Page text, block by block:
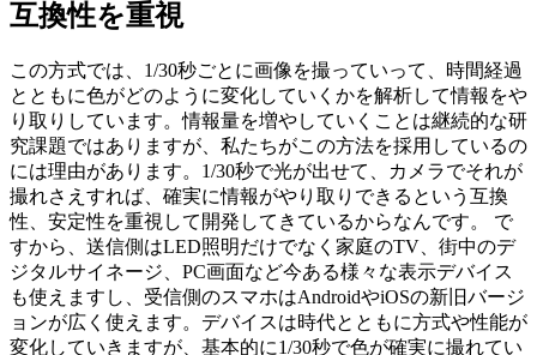
互換性を重視
この方式では、1/30秒ごとに画像を撮っていって、時間経過
とともに色がどのように変化していくかを解析して情報をや
り取りしています。情報量を増やしていくことは継続的な研
究課題ではありますが、私たちがこの方法を採用しているの
には理由があります。1/30秒で光が出せて、カメラでそれが
撮れさえすれば、確実に情報がやり取りできるという互換
性、安定性を重視して開発してきているからなんです。 で
すから、送信側はLED照明だけでなく家庭のTV、街中のデ
ジタルサイネージ、PC画面など今ある様々な表示デバイス
も使えますし、受信側のスマホはAndroidやiOSの新旧バージ
ョンが広く使えます。デバイスは時代とともに方式や性能が
変化していきますが、基本的に1/30秒で色が確実に撮れてい